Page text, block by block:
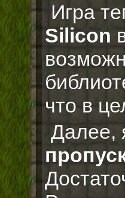
Игра
Silicon
что в
Далее,